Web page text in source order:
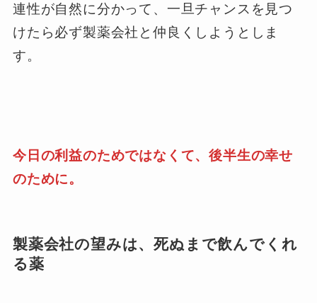
連性が自然に分かって、一旦チャンスを見つ
けたら必ず製薬会社と仲良くしようとしま
す。
今日の利益のためではなくて、後半生の幸せ
のために。
製薬会社の望みは、死ぬまで飲んでくれ
る薬